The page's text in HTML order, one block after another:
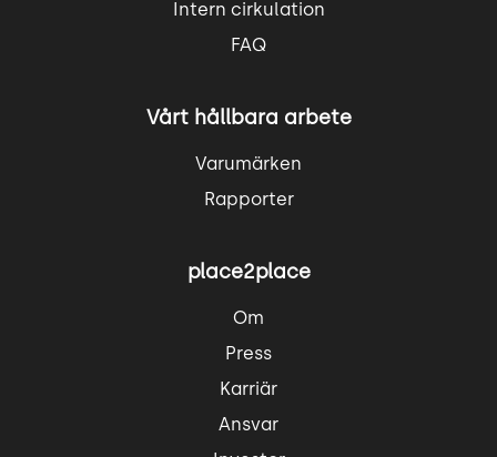
Intern cirkulation
FAQ
Vårt hållbara arbete
Varumärken
Rapporter
place2place
Om
Press
Karriär
Ansvar